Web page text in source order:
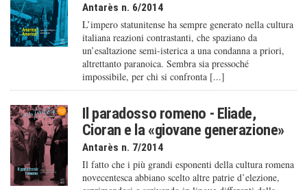
Antarès n. 6/2014
L’impero statunitense ha sempre generato nella cultura
italiana reazioni contrastanti, che spaziano da
un’esaltazione semi-isterica a una condanna a priori,
altrettanto paranoica. Sembra sia pressoché
impossibile, per chi si confronta [...]
Il paradosso romeno - Eliade,
Cioran e la «giovane generazione»
Antarès n. 7/2014
Il fatto che i più grandi esponenti della cultura romena
novecentesca abbiano scelto altre patrie d’elezione,